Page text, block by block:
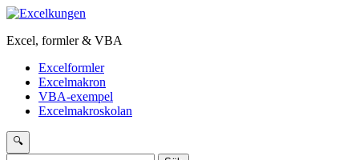
Excel, formler & VBA
Excelformler
Excelmakron
VBA-exempel
Excelmakroskolan
🔍